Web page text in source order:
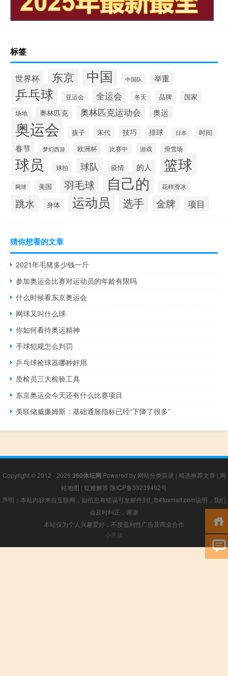
标签
世界杯 东京 中国 中国队 举重
乒乓球 亚运会 全运会 冬天 品牌 国家
场地 奥林匹克 奥林匹克运动会 奥运
奥运会 孩子 宋代 技巧 排球 日本 时间
春节 梦幻西游 欧洲杯 比赛中 游戏 滑雪场
球员 球拍 球队 疫情 的人 篮球
网球 美国 羽毛球 自己的 花样滑冰
跳水 身体 运动员 选手 金牌 项目
猜你想看的文章
2021年毛猪多少钱一斤
参加奥运会比赛对运动员的年龄有限吗
什么时候看东京奥运会
网球又叫什么球
你如何看待奥运精神
手球犯规怎么判罚
乒乓球捡球器哪种好用
质检员三大检验工具
东京奥运会今天还有什么比赛项目
美联储威廉姆斯：基础通胀指标已经“下降了很多”
Copyright © 2012 - 2026 360体坛网 Powered by 网站分类目录 | 精选推荐文章 | 网
站地图 | 疑难解答 陕ICP备33239492号
声明：本站内容来自互联网，如信息有错误可发邮件到f_fb#foxmail.com说明，我们
会及时纠正，谢谢
本站仅为个人兴趣爱好，不接盈利性广告及商业合作
小男孩